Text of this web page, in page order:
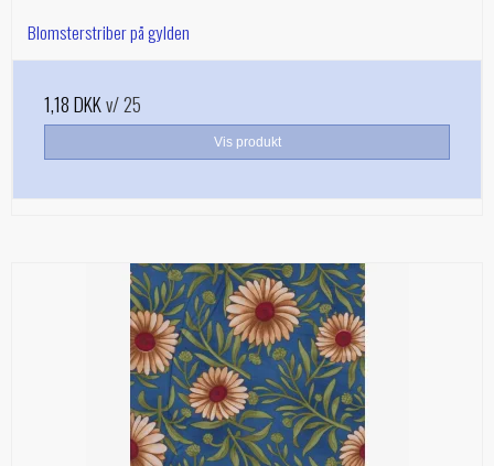
Blomsterstriber på gylden
1,18 DKKv/ 25
Vis produkt